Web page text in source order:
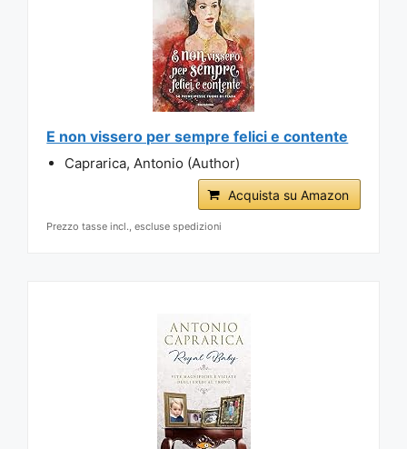
E non vissero per sempre felici e contente
Caprarica, Antonio (Author)
Acquista su Amazon
Prezzo tasse incl., escluse spedizioni